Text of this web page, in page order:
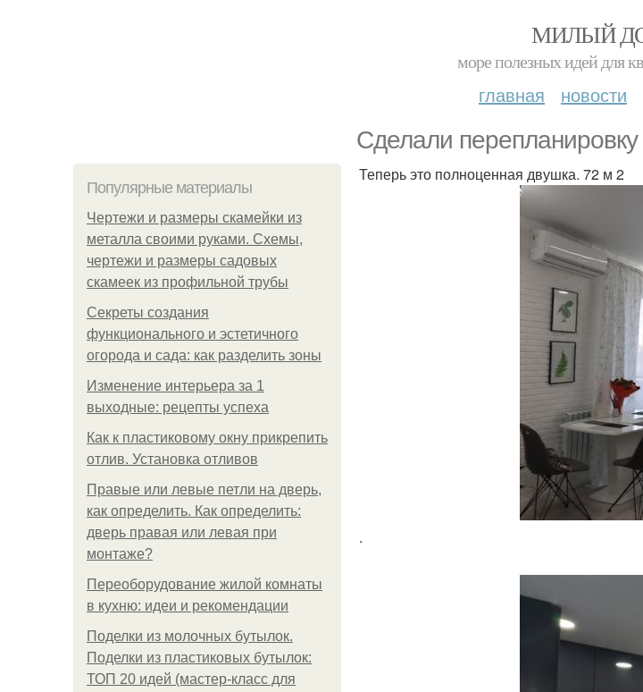
МИЛЫЙ
море полезных идей для
главная новости
Сделали
Популярные материалы
Чертежи и размеры скамейки из
металла своими руками. Схемы,
чертежи и размеры садовых
скамеек из профильной трубы
Секреты создания
функционального и эстетичного
огорода и сада: как разделить зоны
Изменение интерьера за 1
выходные: рецепты успеха
Как к пластиковому окну прикрепить
отлив. Установка отливов
Правые или левые петли на дверь,
как определить. Как определить:
дверь правая или левая при
монтаже?
Переоборудование жилой комнаты
в кухню: идеи и рекомендации
Поделки из молочных бутылок.
Поделки из пластиковых бутылок:
ТОП 20 идей (мастер-класс для
Теперь это полноценная двушка. 72 м 2
.